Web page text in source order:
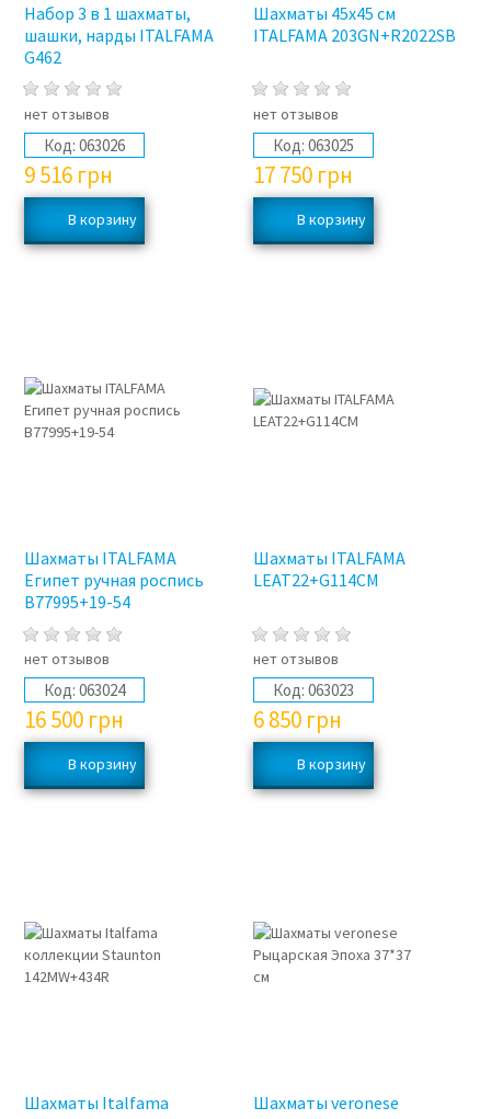
Набор 3 в 1 шахматы,
шашки, нарды ITALFAMA
G462
нет отзывов
Код: 063026
9 516 грн
Шахматы 45х45 см
ITALFAMA 203GN+R2022SB
нет отзывов
Код: 063025
17 750 грн
Шахматы ITALFAMA
Египет ручная роспись
B77995+19-54
нет отзывов
Код: 063024
16 500 грн
Шахматы ITALFAMA
LEAT22+G114CM
нет отзывов
Код: 063023
6 850 грн
Шахматы Italfama
Шахматы veronese